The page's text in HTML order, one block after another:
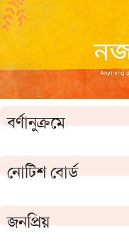
বর্ণানুক্রমে
নোটিশ বোর্ড
জনপ্রিয়